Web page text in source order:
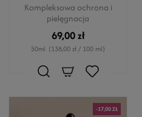
Kompleksowa ochrona i
pielęgnacja
69,00 zł
50ml (138,00 zł / 100 ml)
-17,00 ZŁ